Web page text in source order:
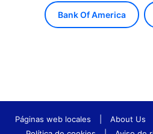
Bank Of America
Páginas web locales About Us